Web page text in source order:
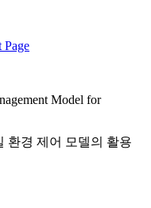
Page
Model for
환경 제어 모델의 활용